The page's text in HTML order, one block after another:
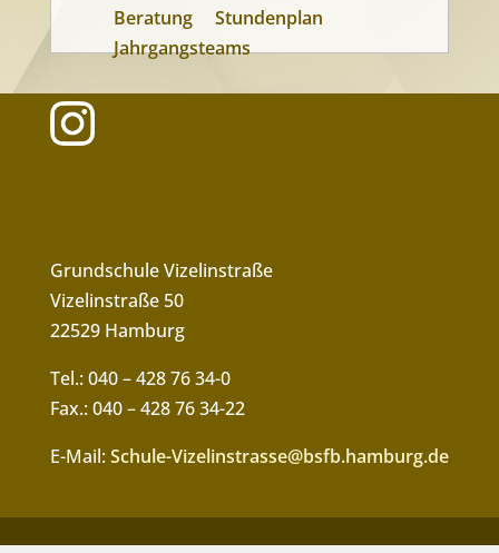
Beratung
Stundenplan
Jahrgangsteams
Grundschule Vizelinstraße
Vizelinstraße 50
22529 Hamburg
Tel.: 040 – 428 76 34-0
Fax.: 040 – 428 76 34-22
E-Mail:Schule-Vizelinstrasse@bsfb.hamburg.de